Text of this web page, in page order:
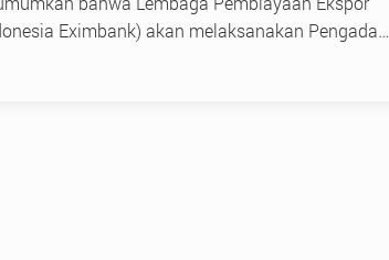
Eximbank) akan melaksanakan Pengadaan